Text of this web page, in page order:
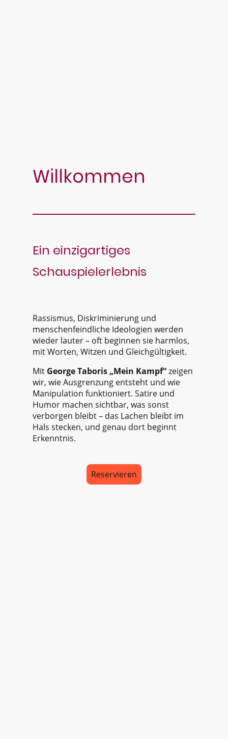
Willkommen
Ein einzigartiges
Schauspielerlebnis
Rassismus, Diskriminierung und
menschenfeindliche Ideologien werden
wieder lauter – oft beginnen sie harmlos,
mit Worten, Witzen und Gleichgültigkeit.
Mit George Taboris „Mein Kampf“zeigen
wir, wie Ausgrenzung entsteht und wie
Manipulation funktioniert. Satire und
Humor machen sichtbar, was sonst
verborgen bleibt – das Lachen bleibt im
Hals stecken, und genau dort beginnt
Erkenntnis.
Reservieren